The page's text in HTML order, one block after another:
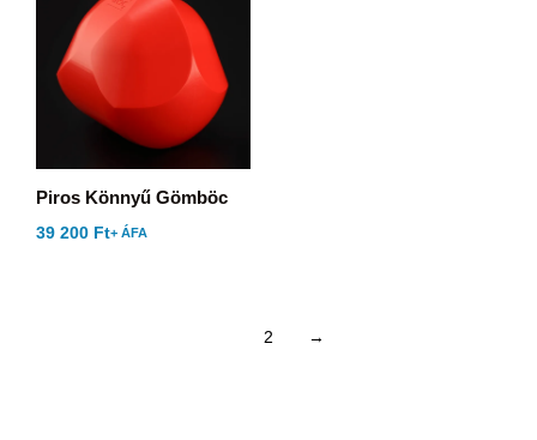
Piros Könnyű Gömböc
39 200 Ft+ ÁFA
2 →